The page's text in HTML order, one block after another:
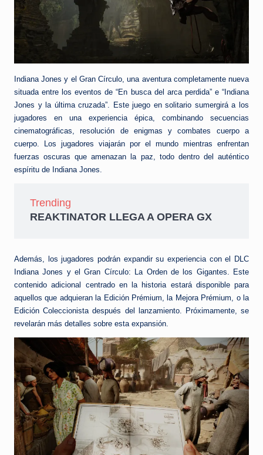
Indiana Jones y el Gran Círculo, una aventura completamente nueva
situada entre los eventos de “En busca del arca perdida” e “Indiana
Jones y la última cruzada”. Este juego en solitario sumergirá a los
jugadores en una experiencia épica, combinando secuencias
cinematográficas, resolución de enigmas y combates cuerpo a
cuerpo. Los jugadores viajarán por el mundo mientras enfrentan
fuerzas oscuras que amenazan la paz, todo dentro del auténtico
espíritu de Indiana Jones.
Trending
REAKTINATOR LLEGA A OPERA GX
Además, los jugadores podrán expandir su experiencia con el DLC
Indiana Jones y el Gran Círculo: La Orden de los Gigantes. Este
contenido adicional centrado en la historia estará disponible para
aquellos que adquieran la Edición Prémium, la Mejora Prémium, o la
Edición Coleccionista después del lanzamiento. Próximamente, se
revelarán más detalles sobre esta expansión.